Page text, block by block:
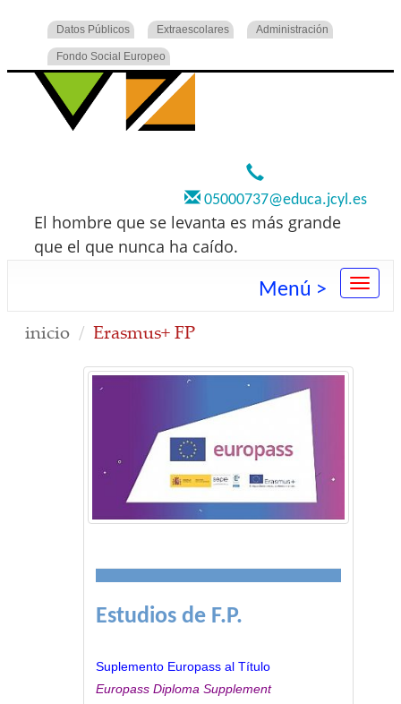
Datos Públicos Extraescolares Administración
Fondo Social Europeo
05000737@educa.jcyl.es
El hombre que se levanta es más grande
que el que nunca ha caído.
Menú >
inicio Erasmus+ FP
Estudios de F.P.
Suplemento Europass al Título
Europass Diploma Supplement